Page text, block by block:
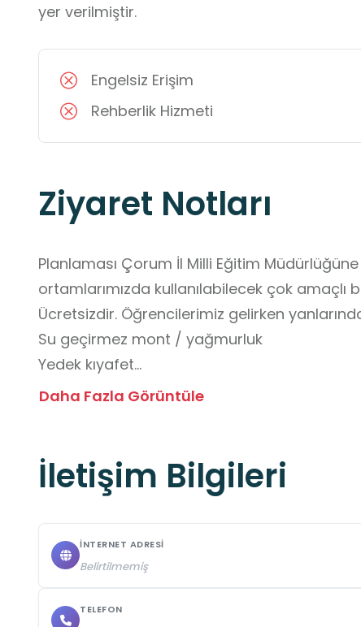
yer verilmiştir.
Engelsiz Erişim
Rehberlik Hizmeti
Ziyaret Notları
Planlaması Çorum İl Milli Eğitim
ortamlarımızda kullanılabilecek çok amaçlı
Ücretsizdir. Öğrencilerimiz gelirken
Su geçirmez mont / yağmurluk
Yedek kıyafet
Su matarası
Doğa defteri (tercihe bağlı)
getirmelidir.
Daha Fazla Görüntüle
İletişim Bilgileri
İNTERNET ADRESI
Belirtilmemiş
TELEFON